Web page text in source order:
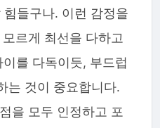
들구나. 이런 감정을
르게 최선을 다하고
를 다독이듯, 부드럽
는 것이 중요합니다.
을 모두 인정하고 포